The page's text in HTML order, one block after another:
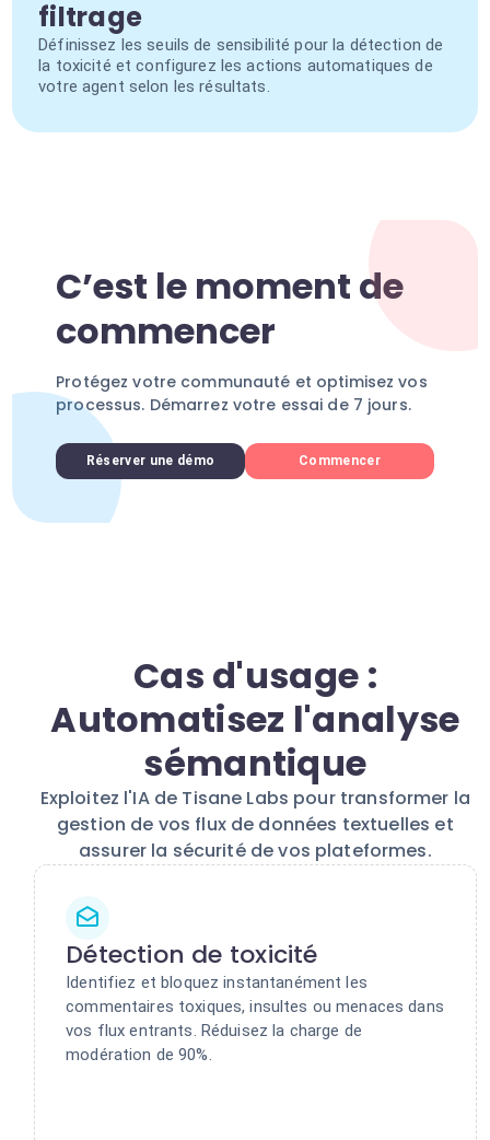
filtrage
Définissez les seuils de sensibilité pour la détection de
la toxicité et configurez les actions automatiques de
votre agent selon les résultats.
C’est le moment de
commencer
Protégez votre communauté et optimisez vos
processus. Démarrez votre essai de 7 jours.
Réserver une démo Commencer
Cas d'usage :
Automatisez l'analyse
sémantique
Exploitez l'IA de Tisane Labs pour transformer la
gestion de vos flux de données textuelles et
assurer la sécurité de vos plateformes.
Détection de toxicité
Identifiez et bloquez instantanément les
commentaires toxiques, insultes ou menaces dans
vos flux entrants. Réduisez la charge de
modération de 90%.